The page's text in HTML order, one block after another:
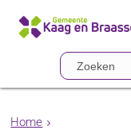
Home